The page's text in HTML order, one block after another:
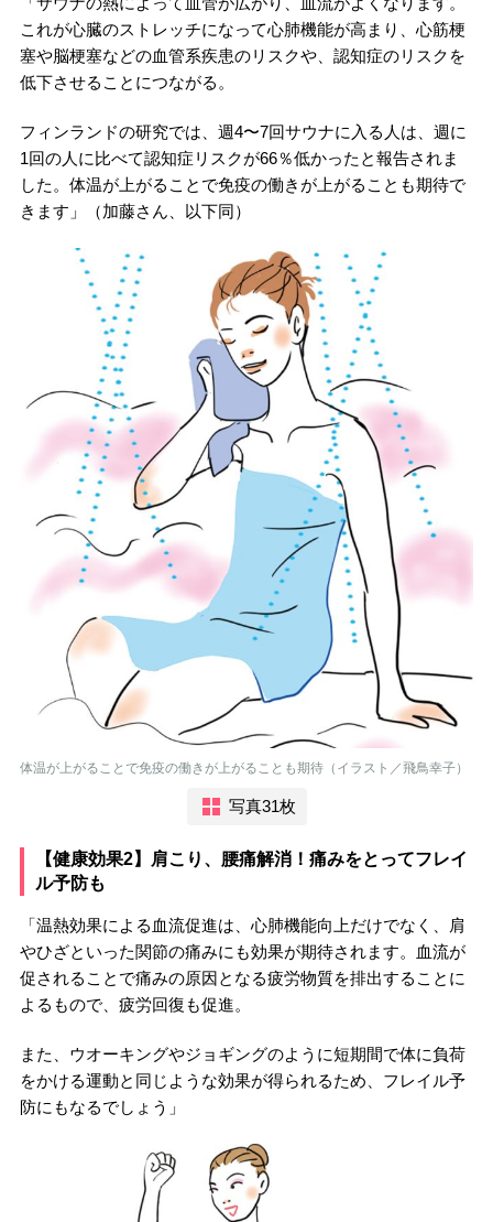
これが心臓のストレッチになって心肺機能が高まり、心筋梗
塞や脳梗塞などの血管系疾患のリスクや、認知症のリスクを
低下させることにつながる。
フィンランドの研究では、週4〜7回サウナに入る人は、週に
1回の人に比べて認知症リスクが66％低かったと報告されま
した。体温が上がることで免疫の働きが上がることも期待で
きます」（加藤さん、以下同）
体温が上がることで免疫の働きが上がることも期待（イラスト／飛鳥幸子）
写真31枚
【健康効果2】肩こり、腰痛解消！痛みをとってフレイ
ル予防も
「温熱効果による血流促進は、心肺機能向上だけでなく、肩
やひざといった関節の痛みにも効果が期待されます。血流が
促されることで痛みの原因となる疲労物質を排出することに
よるもので、疲労回復も促進。
また、ウオーキングやジョギングのように短期間で体に負荷
をかける運動と同じような効果が得られるため、フレイル予
防にもなるでしょう」